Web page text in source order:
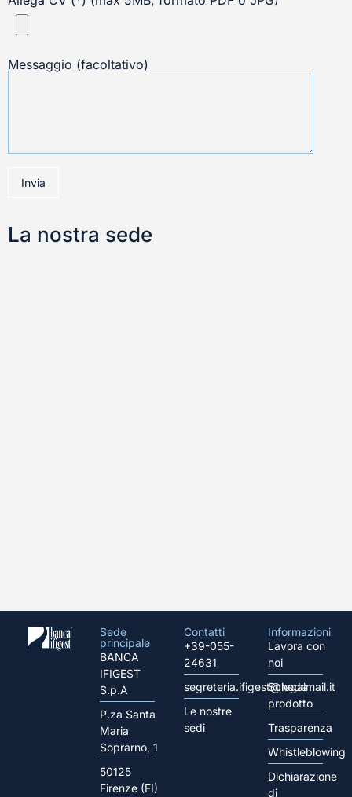
Messaggio (facoltativo)
Invia
La nostra sede
Sede
principale
BANCA
IFIGEST
S.p.A
P.za Santa
Maria
Soprarno, 1
50125
Firenze (FI)
Contatti
+39-055-
24631
segreteria.ifigest@legalmail.it
Le nostre
sedi
Informazioni
Lavora con
noi
Schede
prodotto
Trasparenza
Whistleblowing
Dichiarazione
di